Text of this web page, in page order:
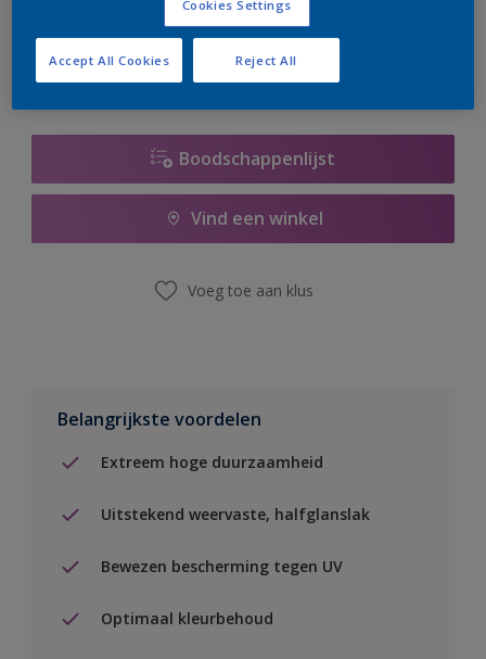
er hard aan om de voorraad aan te vullen.
Boodschappenlijst
Vind een winkel
Voeg toe aan klus
Belangrijkste voordelen
Extreem hoge duurzaamheid
Uitstekend weervaste, halfglanslak
Bewezen bescherming tegen UV
Optimaal kleurbehoud
Cookies Settings
Reject All
Accept All Cookies